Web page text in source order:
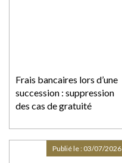
Frais bancaires lors d’une
succession : suppression
des cas de gratuité
Publié le : 03/07/2026